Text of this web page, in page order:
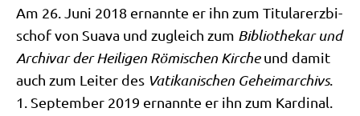
Am 26. Juni 2018 ernann­te er ihn zum Titu­lar­erz­bi­
schof von Sua­va und zugleich zum Biblio­the­kar und
Archi­var der Hei­li­gen Römi­schen Kir­cheund damit
auch zum Lei­ter des Vati­ka­ni­schen Geheim­ar­chivs.
1. Sep­tem­ber 2019 ernann­te er ihn zum Kar­di­nal.